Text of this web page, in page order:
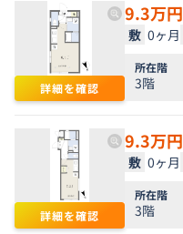
詳細を確認
9.3万円
敷 0ヶ月
所在階
3階
詳細を確認
9.3万円
敷 0ヶ月
所在階
3階